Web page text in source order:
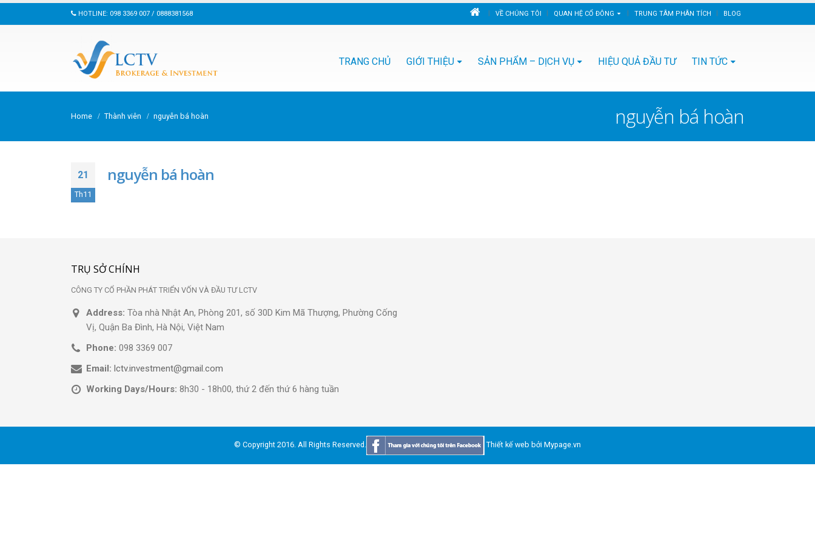
HOTLINE: 098 3369 007 / 0888381568 VỀ CHÚNG TÔI QUAN HỆ CỔ ĐÔNG TRUNG TÂM PHÂN TÍCH BLOG
TRANG CHỦ GIỚI THIỆU SẢN PHẨM – DỊCH VỤ HIỆU QUẢ ĐẦU TƯ TIN TỨC
nguyễn bá hoàn
Home Thành viên nguyễn bá hoàn
21
Th11
nguyễn bá hoàn
TRỤ SỞ CHÍNH
CÔNG TY CỔ PHẦN PHÁT TRIỂN VỐN VÀ ĐẦU TƯ LCTV
Address: Tòa nhà Nhật An, Phòng 201, số 30D Kim Mã Thượng, Phường Cống
Vị, Quận Ba Đình, Hà Nội, Việt Nam
Phone: 098 3369 007
Email: lctv.investment@gmail.com
Working Days/Hours: 8h30 - 18h00, thứ 2 đến thứ 6 hàng tuần
© Copyright 2016. All Rights Reserved. Thiết kế web bởi Mypage.vn